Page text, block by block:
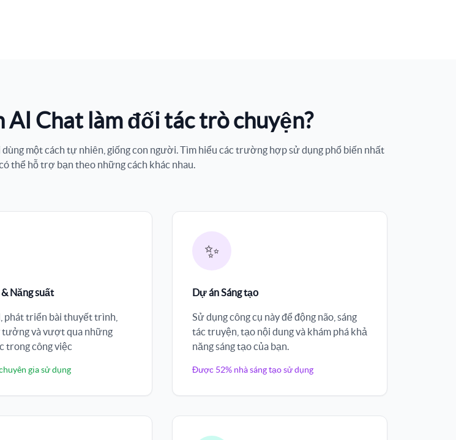
Chat làm đối tác trò chuyện?
một cách tự nhiên, giống con người. Tìm hiểu các trường hợp sử dụng phổ biến nhất
thể hỗ trợ bạn theo những cách khác nhau.
Năng suất
phát triển bài thuyết trình,
tưởng và vượt qua những
trong công việc
gia sử dụng
✨
Dự án Sáng tạo
Sử dụng công cụ này để động não, sáng
tác truyện, tạo nội dung và khám phá khả
năng sáng tạo của bạn.
Được 52% nhà sáng tạo sử dụng